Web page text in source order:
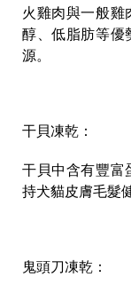
火雞肉與一般雞
醇、低脂肪等優
源。
干貝凍乾：
干貝中含有豐富
持犬貓皮膚毛髮
鬼頭刀凍乾：